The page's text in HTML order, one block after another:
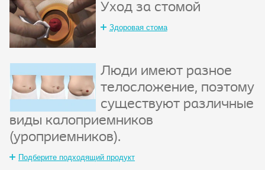
Уход за стомой
Здоровая стома
Люди имеют разное
телосложение, поэтому
существуют различные
виды калоприемников
(уроприемников).
Подберите подходящий продукт